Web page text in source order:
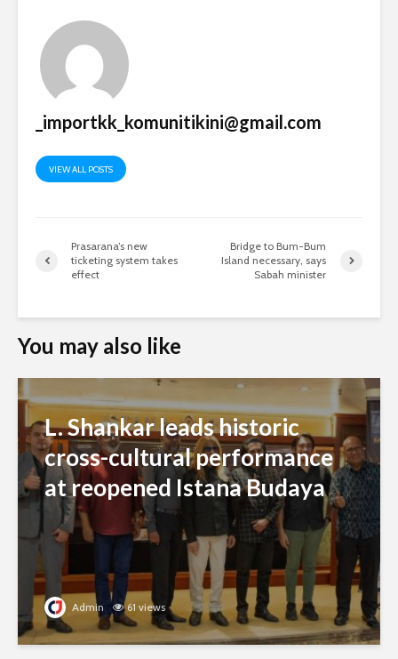
_importkk_komunitikini@gmail.com
VIEW ALL POSTS
Prasarana’s new
ticketing system takes
effect
Bridge to Bum-Bum
Island necessary, says
Sabah minister
You may also like
L. Shankar leads historic
cross-cultural performance
at reopened Istana Budaya
Admin 61 views